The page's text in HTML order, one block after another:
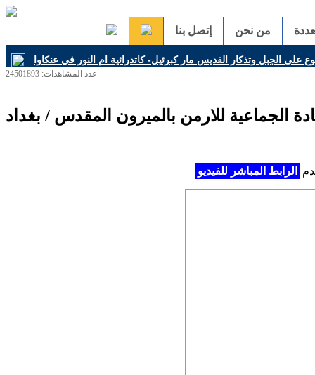
من نحن إتصل بنا
على الجبل وتذكار القديس مار كبرئيل- كاتدرائية ام النور في عنكاوا
عدد المشاهدات: 24501893
الجماعية للارمن بالميرون المقدس / بغداد
الرابط المباشر للفيديو